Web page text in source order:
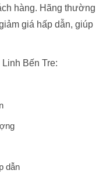
hàng. Hãng thường
giá hấp dẫn, giúp
Bến Tre:
dẫn